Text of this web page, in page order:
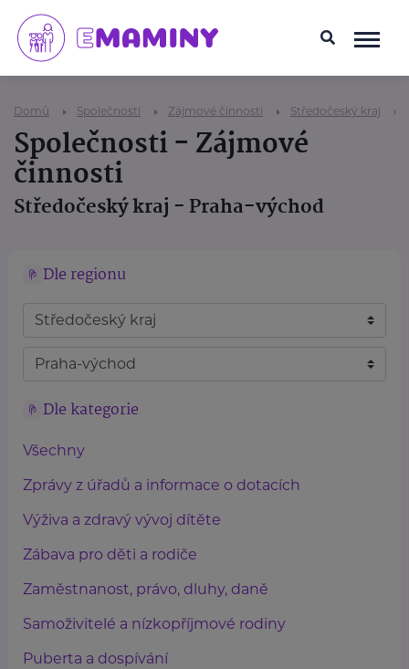
Domů Společnosti Zájmové činnosti Středočeský kraj
Společnosti - Zájmové
činnosti
Středočeský kraj - Praha-východ
Dle regionu
Dle kategorie
Všechny
Zprávy z úřadů a informace o dotacích
Výživa a zdravý vývoj dítěte
Zábava pro děti a rodiče
Zaměstnanost, právo, dluhy, daně
Samoživitelé a nízkopříjmové rodiny
Puberta a dospívání